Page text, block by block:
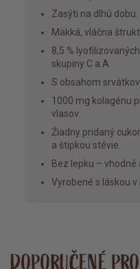
Zasýti na dlhú dobu.
Mäkká, vláčna
8,5 %
skupiny C a A.
S obsahom
1000 mg kolagénu
vlasov.
Žiadny pridaný
a štipkou stévie.
Bez lepku – vhodné
Vyrobené s láskou v
DOPORUČENÉ